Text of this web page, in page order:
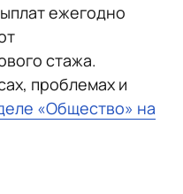
ежегодно
стажа.
проблемах и
«Общество» на